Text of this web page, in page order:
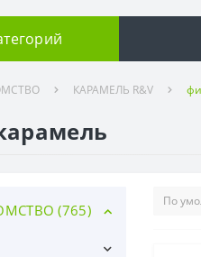
КАРАМЕЛЬ R&V
(765)